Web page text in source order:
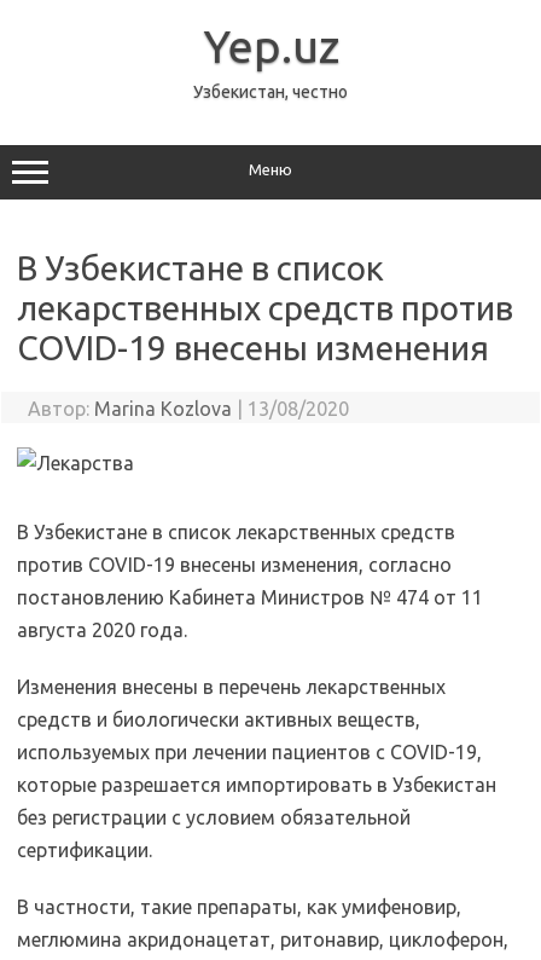
Yep.uz
Узбекистан, честно
Меню
В Узбекистане в список
лекарственных средств против
COVID-19 внесены изменения
Автор: Marina Kozlova 13/08/2020
В Узбекистане в список лекарственных средств
против COVID-19 внесены изменения, согласно
постановлению Кабинета Министров № 474 от 11
августа 2020 года.
Изменения внесены в перечень лекарственных
средств и биологически активных веществ,
используемых при лечении пациентов с COVID-19,
которые разрешается импортировать в Узбекистан
без регистрации с условием обязательной
сертификации.
В частности, такие препараты, как умифеновир,
меглюмина акридонацетат, ритонавир, циклоферон,